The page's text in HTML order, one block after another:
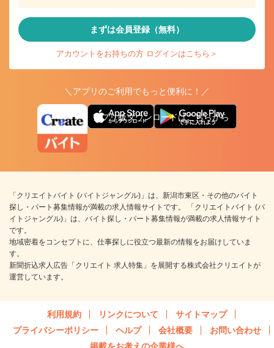
まずは会員登録（無料）
アカウントをお持ちの方 ログインはこちら＞
＼アプリのご利用でもっと便利に！／
アプリ版ダウンロードはこちらから
「クリエイトバイト (バイトジャングル)」は、新潟市東区・その他のバイト
探し・パート募集情報が満載の求人情報サイトです。 「クリエイトバイト (バ
イトジャングル)」は、バイト探し・パート募集情報が満載の求人情報サイト
です。
地域密着をコンセプトに、仕事探しに役立つ最新の情報をお届けしていま
す。
新聞折込求人広告「クリエイト 求人特集」を展開する株式会社クリエイトが
運営しています。
利用規約 リンクについて
サイトマップ
プライバシーポリシー
ヘルプ 会社概要
お問い合わせ